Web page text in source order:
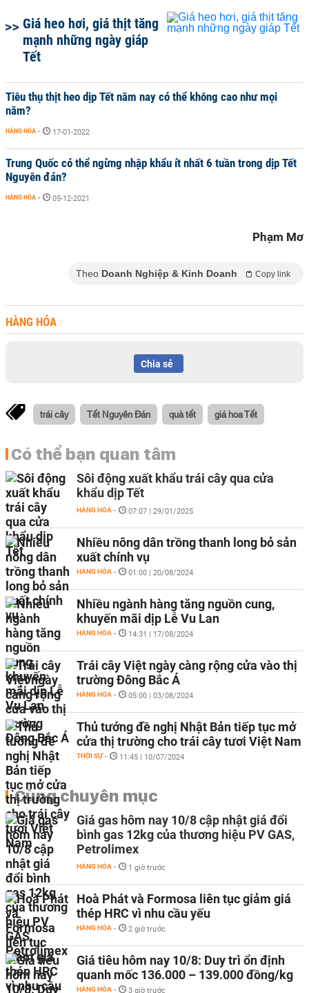
Giá heo hơi, giá thịt tăng
mạnh những ngày giáp
Tết
Tiêu thụ thịt heo dịp Tết năm nay có thể không cao như mọi
năm?
HÀNG HÓA - 17-01-2022
Trung Quốc có thể ngừng nhập khẩu ít nhất 6 tuần trong dịp Tết
Nguyên đán?
HÀNG HÓA - 05-12-2021
Phạm Mơ
Theo Doanh Nghiệp & Kinh Doanh Copy link
HÀNG HÓA
Chia sẻ
trái cây Tết Nguyên Đán quà tết giá hoa Tết
Có thể bạn quan tâm
Sôi động xuất khẩu trái cây qua cửa
khẩu dịp Tết
HÀNG HÓA - 07:07 | 29/01/2025
Nhiều nông dân trồng thanh long bỏ sản
xuất chính vụ
HÀNG HÓA - 01:00 | 20/08/2024
Nhiều ngành hàng tăng nguồn cung,
khuyến mãi dịp Lễ Vu Lan
HÀNG HÓA - 14:31 | 17/08/2024
Trái cây Việt ngày càng rộng cửa vào thị
trường Đông Bắc Á
HÀNG HÓA - 05:00 | 03/08/2024
Thủ tướng đề nghị Nhật Bản tiếp tục mở
cửa thị trường cho trái cây tươi Việt Nam
THỜI SỰ - 11:45 | 10/07/2024
Cùng chuyên mục
Giá gas hôm nay 10/8 cập nhật giá đổi
bình gas 12kg của thương hiệu PV GAS,
Petrolimex
HÀNG HÓA - 1 giờ trước
Hoà Phát và Formosa liên tục giảm giá
thép HRC vì nhu cầu yếu
HÀNG HÓA - 2 giờ trước
Giá tiêu hôm nay 10/8: Duy trì ổn định
quanh mốc 136.000 – 139.000 đồng/kg
HÀNG HÓA - 3 giờ trước